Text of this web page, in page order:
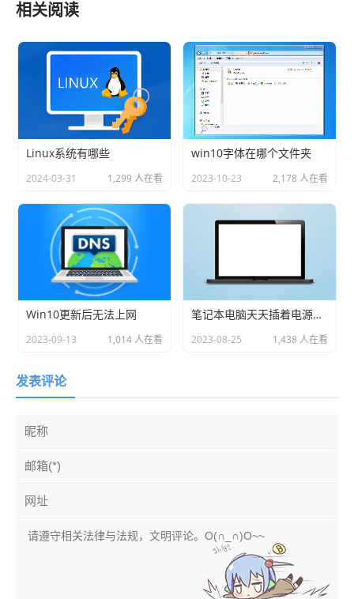
相关阅读
Linux系统有哪些
2024-03-31 1,299 人在看
win10字体在哪个文件夹
2023-10-23 2,178 人在看
Win10更新后无法上网
2023-09-13 1,014 人在看
笔记本电脑天天插着电源好吗
2023-08-25 1,438 人在看
发表评论